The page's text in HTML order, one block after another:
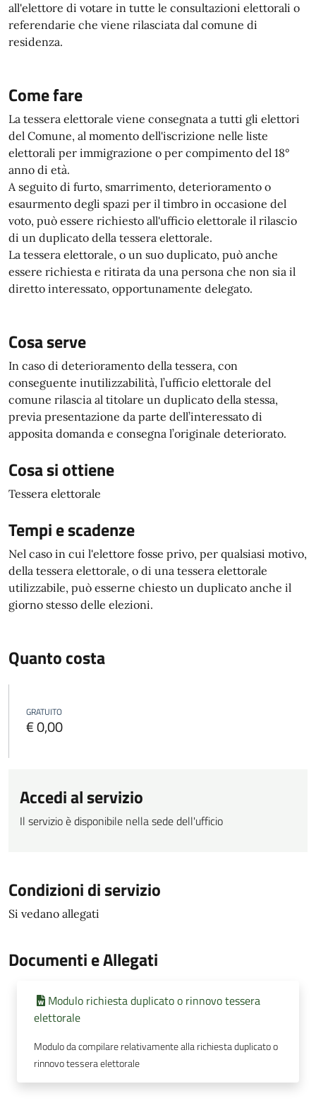
all'elettore di votare in tutte le consultazioni elettorali o
referendarie che viene rilasciata dal comune di
residenza.
Come fare
La tessera elettorale viene consegnata a tutti gli elettori
del Comune, al momento dell'iscrizione nelle liste
elettorali per immigrazione o per compimento del 18°
anno di età.
A seguito di furto, smarrimento, deterioramento o
esaurmento degli spazi per il timbro in occasione del
voto, può essere richiesto all'ufficio elettorale il rilascio
di un duplicato della tessera elettorale.
La tessera elettorale, o un suo duplicato, può anche
essere richiesta e ritirata da una persona che non sia il
diretto interessato, opportunamente delegato.
Cosa serve
In caso di deterioramento della tessera, con
conseguente inutilizzabilità, l’ufficio elettorale del
comune rilascia al titolare un duplicato della stessa,
previa presentazione da parte dell’interessato di
apposita domanda e consegna l’originale deteriorato.
Cosa si ottiene
Tessera elettorale
Tempi e scadenze
Nel caso in cui l'elettore fosse privo, per qualsiasi motivo,
della tessera elettorale, o di una tessera elettorale
utilizzabile, può esserne chiesto un duplicato anche il
giorno stesso delle elezioni.
Quanto costa
GRATUITO
€ 0,00
Accedi al servizio
Il servizio è disponibile nella sede dell'ufficio
Condizioni di servizio
Si vedano allegati
Documenti e Allegati
Modulo richiesta duplicato o rinnovo tessera
elettorale
Modulo da compilare relativamente alla richiesta duplicato o
rinnovo tessera elettorale